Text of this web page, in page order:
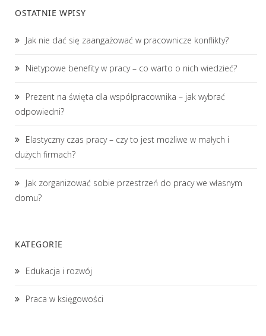
OSTATNIE WPISY
Jak nie dać się zaangażować w pracownicze konflikty?
Nietypowe benefity w pracy – co warto o nich wiedzieć?
Prezent na święta dla współpracownika – jak wybrać
odpowiedni?
Elastyczny czas pracy – czy to jest możliwe w małych i
dużych firmach?
Jak zorganizować sobie przestrzeń do pracy we własnym
domu?
KATEGORIE
Edukacja i rozwój
Praca w księgowości